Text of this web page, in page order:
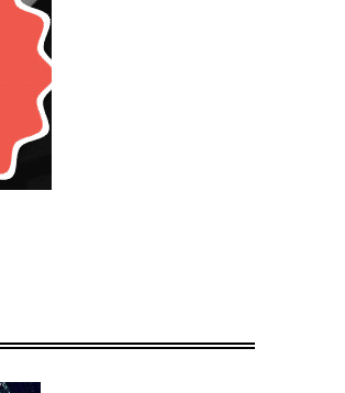
でした！！タンクキャップのサイズはハーレー
。
レ度アップしてました！